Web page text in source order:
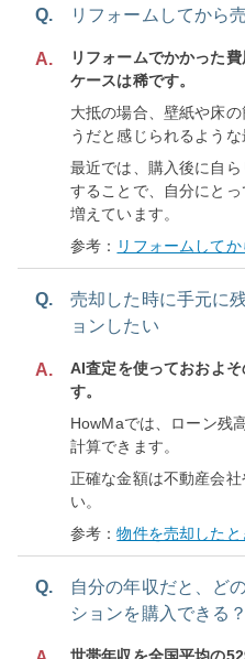
Q. リフォームしてから
A.
リフォームでかかった
ケースは稀です。
大抵の場合、壁紙や床
うだと感じられるような
最近では、購入後に自
することで、自分にと
増えています。
参考： リフォームして
Q.
売却した時に手元に
ョンしたい
A.
AI査定を使っておおよ
す。
HowMaでは、ローン残
計算できます。
正確な金額は不動産会
い。
参考：物件を売却した
Q.
自分の年収だと、ど
ションを購入できる？